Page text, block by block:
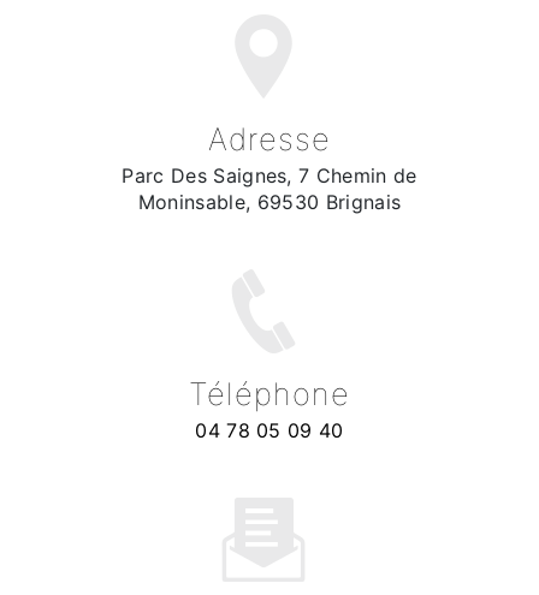
Adresse
Parc Des Saignes, 7 Chemin de
Moninsable, 69530 Brignais
Téléphone
04 78 05 09 40